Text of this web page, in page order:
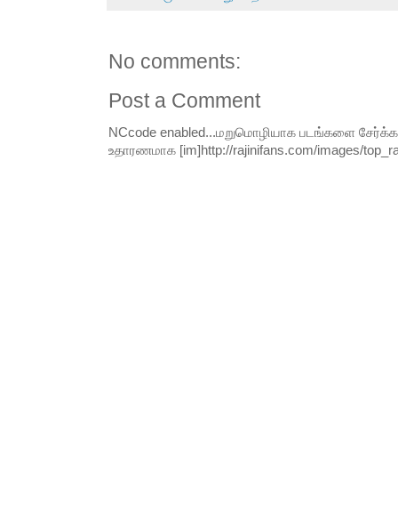
No comments:
Post a Comment
NCcode enabled...மறுமொழியாக படங்களை சேர்க்க
உதாரணமாக [im]http://rajinifans.com/images/